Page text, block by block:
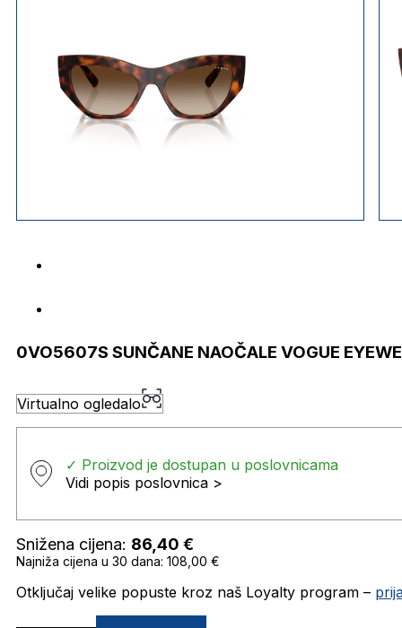
0VO5607S SUNČANE NAOČALE VOGUE
Virtualno ogledalo
✓ Proizvod je dostupan u poslovnicama
Vidi popis poslovnica >
Snižena cijena: 86,40 €
Najniža cijena u 30 dana: 108,00 €
Otključaj velike popuste kroz naš Loyalty program –